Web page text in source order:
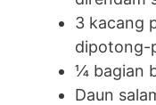
3 kacang
dipotong-
¼ bagian
Daun